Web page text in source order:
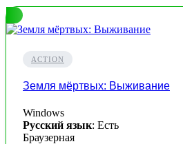
ACTION
Земля мёртвых: Выживание
Windows
Русский язык: Есть
Браузерная